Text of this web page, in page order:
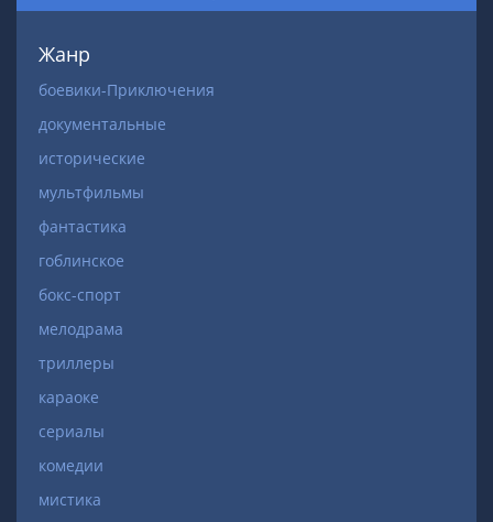
Жанр
боевики-Приключения
документальные
исторические
мультфильмы
фантастика
гоблинское
бокс-спорт
мелодрама
триллеры
караоке
сериалы
комедии
мистика